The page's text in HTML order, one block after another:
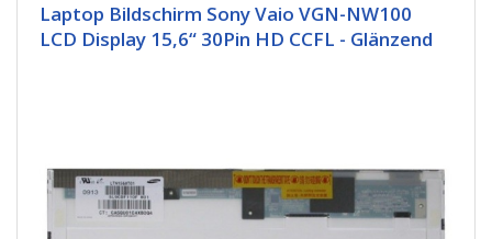
Laptop Bildschirm Sony Vaio VGN-NW100
LCD Display 15,6“ 30Pin HD CCFL - Glänzend